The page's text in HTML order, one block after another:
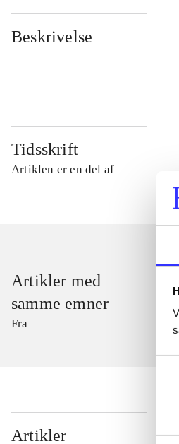
Beskrivelse
Tidsskrift
Artiklen er en del af
Artikler med
samme emner
Fra
Artikler